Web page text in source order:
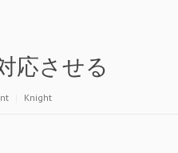
応させる
Knight